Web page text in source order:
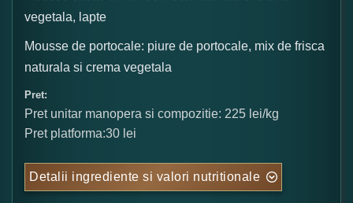
vegetala, lapte
Mousse de portocale: piure de portocale, mix de frisca
naturala si crema vegetala
Pret:
Pret unitar manopera si compozitie: 225 lei/kg
Pret platforma:30 lei
Detalii ingrediente si valori nutritionale